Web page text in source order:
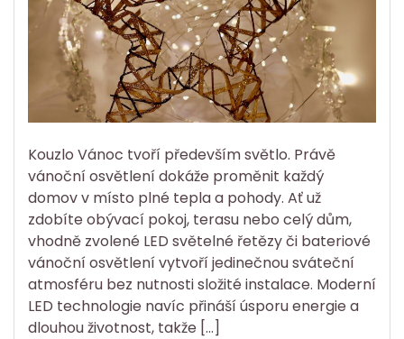
Kouzlo Vánoc tvoří především světlo. Právě
vánoční osvětlení dokáže proměnit každý
domov v místo plné tepla a pohody. Ať už
zdobíte obývací pokoj, terasu nebo celý dům,
vhodně zvolené LED světelné řetězy či bateriové
vánoční osvětlení vytvoří jedinečnou sváteční
atmosféru bez nutnosti složité instalace. Moderní
LED technologie navíc přináší úsporu energie a
dlouhou životnost, takže […]